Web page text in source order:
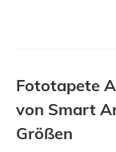
Fototapete
von Smart
Größen